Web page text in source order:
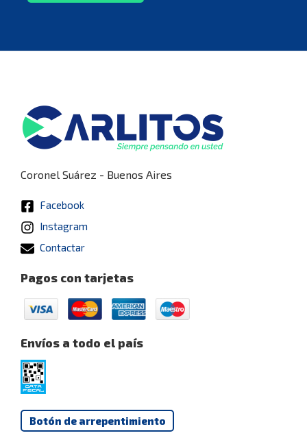
Coronel Suárez - Buenos Aires
Facebook
Instagram
Contactar
Pagos con tarjetas
Envíos a todo el país
Botón de arrepentimiento